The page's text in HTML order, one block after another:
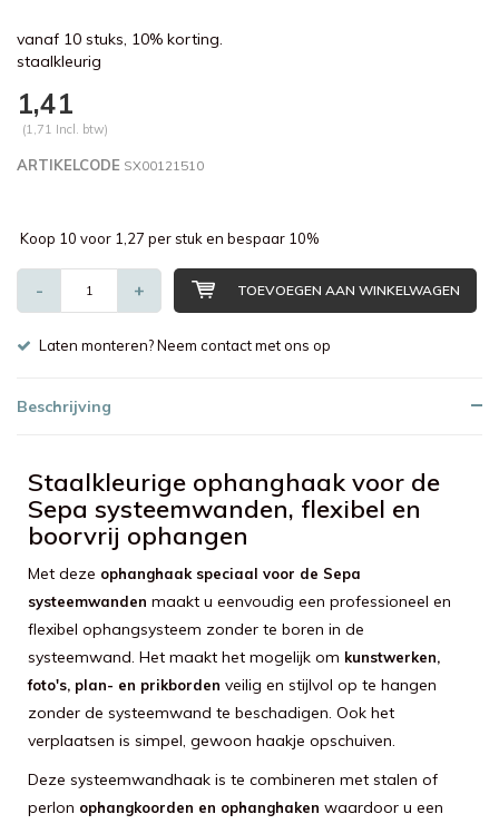
vanaf 10 stuks, 10% korting.
staalkleurig
1,41
(1,71 Incl. btw)
ARTIKELCODE SX00121510
Koop 10 voor 1,27 per stuk en bespaar 10%
- + TOEVOEGEN AAN WINKELWAGEN
Laten monteren? Neem contact met ons op
Beschrijving
Staalkleurige ophanghaak voor de
Sepa systeemwanden, flexibel en
boorvrij ophangen
Met deze ophanghaak speciaal voor de Sepa
systeemwanden maakt u eenvoudig een professioneel en
flexibel ophangsysteem zonder te boren in de
systeemwand. Het maakt het mogelijk om kunstwerken,
foto's, plan- en prikborden veilig en stijlvol op te hangen
zonder de systeemwand te beschadigen. Ook het
verplaatsen is simpel, gewoon haakje opschuiven.
Deze systeemwandhaak is te combineren met stalen of
perlon ophangkoorden en ophanghaken waardoor u een